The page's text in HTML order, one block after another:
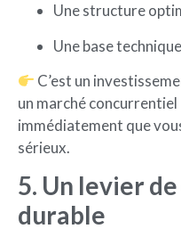
Une structure
Une base
C’est un
un marché
immédiatement que
sérieux.
5. Un levier
durable